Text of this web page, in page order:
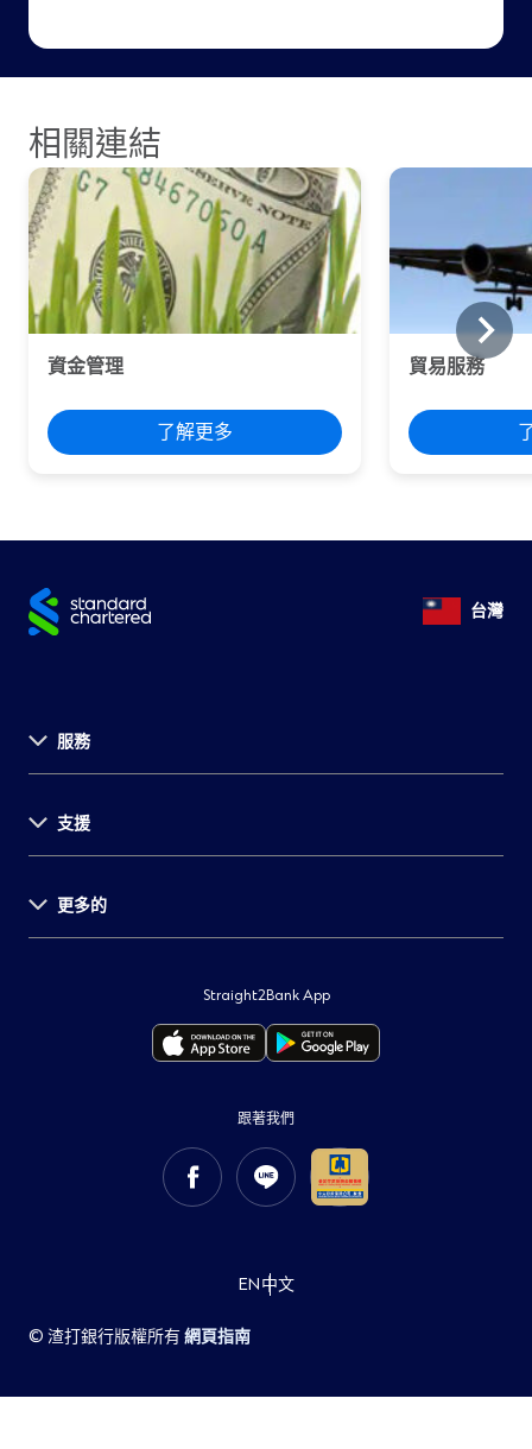
相關連結
資金管理
了解更多
貿易服務
台灣
服務
永續發展計畫
法定公開揭露事項
金融友善服務暨公平待客專區
支援
菁英招募
更多的
Straight2Bank App
跟著我們
© 渣打銀行版權所有網頁指南
EN中文